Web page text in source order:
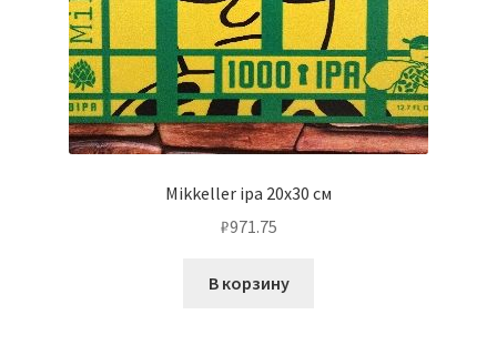
Mikkeller ipa 20х30 см
₽971.75
В корзину